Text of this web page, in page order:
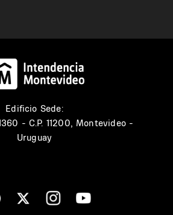
Edificio Sede:
- C.P. 11200, Montevideo -
Uruguay